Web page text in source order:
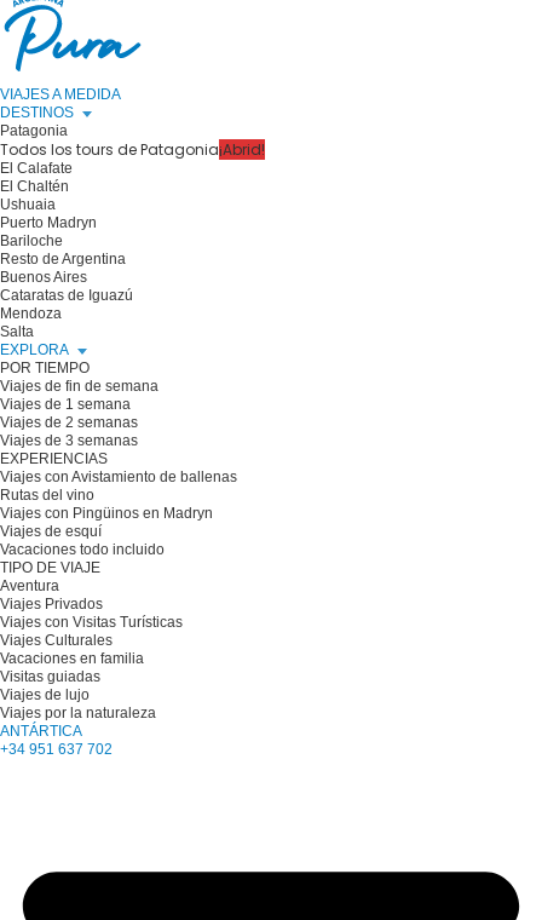
VIAJES A MEDIDA
DESTINOS
Patagonia
Todos los tours de Patagonia¡Abrid!
El Calafate
El Chaltén
Ushuaia
Puerto Madryn
Bariloche
Resto de Argentina
Buenos Aires
Cataratas de Iguazú
Mendoza
Salta
EXPLORA
POR TIEMPO
Viajes de fin de semana
Viajes de 1 semana
Viajes de 2 semanas
Viajes de 3 semanas
EXPERIENCIAS
Viajes con Avistamiento de ballenas
Rutas del vino
Viajes con Pingüinos en Madryn
Viajes de esquí
Vacaciones todo incluido
TIPO DE VIAJE
Aventura
Viajes Privados
Viajes con Visitas Turísticas
Viajes Culturales
Vacaciones en familia
Visitas guiadas
Viajes de lujo
Viajes por la naturaleza
ANTÁRTICA
+34 951 637 702